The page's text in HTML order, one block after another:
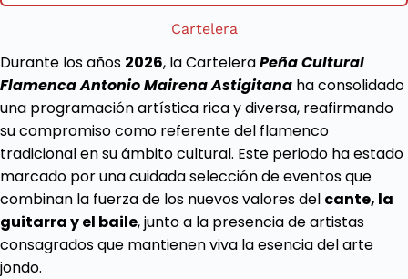
Cartelera
Durante los años 2026, la CarteleraPeña Cultural
Flamenca Antonio Mairena Astigitana ha consolidado
una programación artística rica y diversa, reafirmando
su compromiso como referente del flamenco
tradicional en su ámbito cultural. Este periodo ha estado
marcado por una cuidada selección de eventos que
combinan la fuerza de los nuevos valores del cante, la
guitarra y el baile, junto a la presencia de artistas
consagrados que mantienen viva la esencia del arte
jondo.